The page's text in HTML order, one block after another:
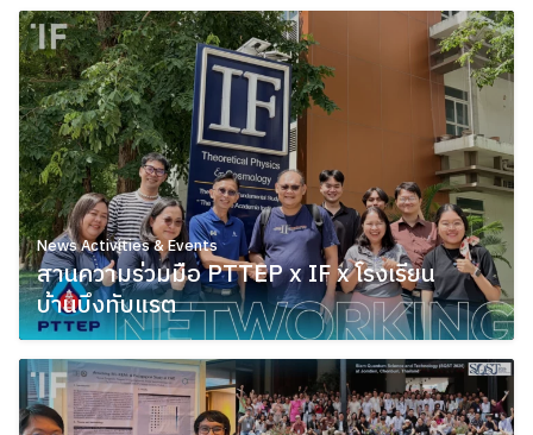
News Activities & Events
สานความร่วมมือ PTTEP x IF x โรงเรียน
บ้านบึงทับแรต
May 28, 2026